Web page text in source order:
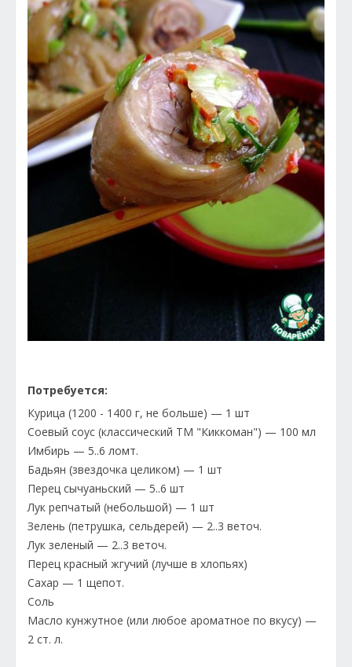
Потребуется:
Курица (1200 - 1400 г, не больше) — 1 шт
Соевый соус (классический ТМ "Киккоман") — 100 мл
Имбирь — 5..6 ломт.
Бадьян (звездочка целиком) — 1 шт
Перец сычуаньский — 5..6 шт
Лук репчатый (небольшой) — 1 шт
Зелень (петрушка, сельдерей) — 2..3 веточ.
Лук зеленый — 2..3 веточ.
Перец красный жгучий (лучше в хлопьях)
Сахар — 1 щепот.
Соль
Масло кунжутное (или любое ароматное по вкусу) —
2 ст. л.